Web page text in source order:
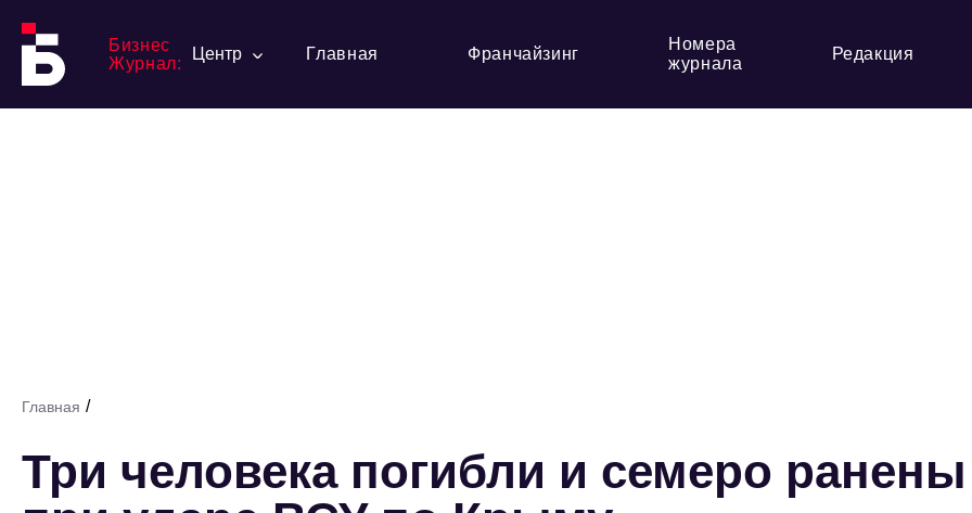
Бизнес
Журнал:
Центр Главная Франчайзинг
Номера
журнала
Редакция
Главная /
Три человека погибли и семеро ранены